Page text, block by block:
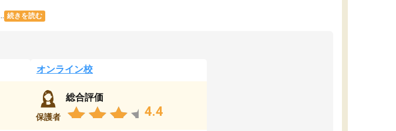
続きを読む
オンライン校
保護者
総合評価
4.4